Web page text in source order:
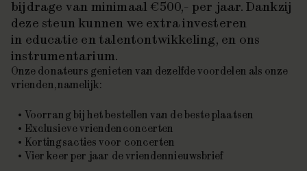
bijdrage van minimaal €500,- per jaar. Dankzij
deze steun kunnen we extra investeren
in educatie en talentontwikkeling, en ons
instrumentarium.
Onze donateurs genieten van dezelfde voordelen als onze
vrienden, namelijk:
Voorrang bij het bestellen van de beste plaatsen
Exclusieve vriendenconcerten
Kortingsacties voor concerten
Vier keer per jaar de vriendennieuwsbrief